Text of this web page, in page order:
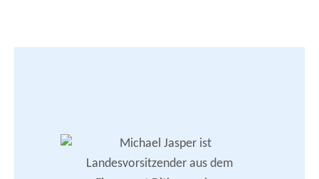
Zusammenarbeit mit DSTG-LV und Bund
Zusammenarbeit mit den DSTG-Ortsverbänden
Geschäftsführung | Öffentlichkeitsarbeit
DSTG-Nachrichten | DSTG-Nachrichten - Redaktion